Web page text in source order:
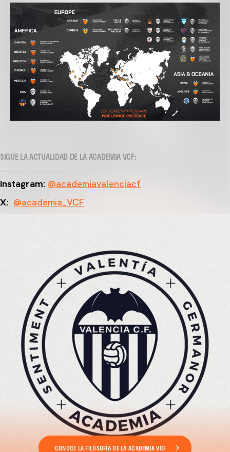
SIGUE LA ACTUALIDAD DE LA ACADEMIA VCF:
Instagram: @academiavalenciacf
X: @academia_VCF
CONOCE LA FILOSOFÍA DE LA ACADEMIA VCF